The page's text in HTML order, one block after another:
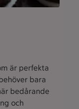
är perfekta
bara
bedårande
och